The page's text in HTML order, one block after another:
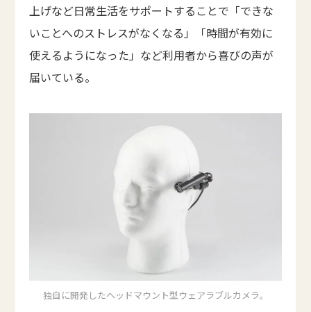
上げなど日常生活をサポートすることで「できな
いことへのストレスがなくなる」「時間が有効に
使えるようになった」など利用者から喜びの声が
届いている。
独自に開発したヘッドマウント型ウェアラブルカメラ。